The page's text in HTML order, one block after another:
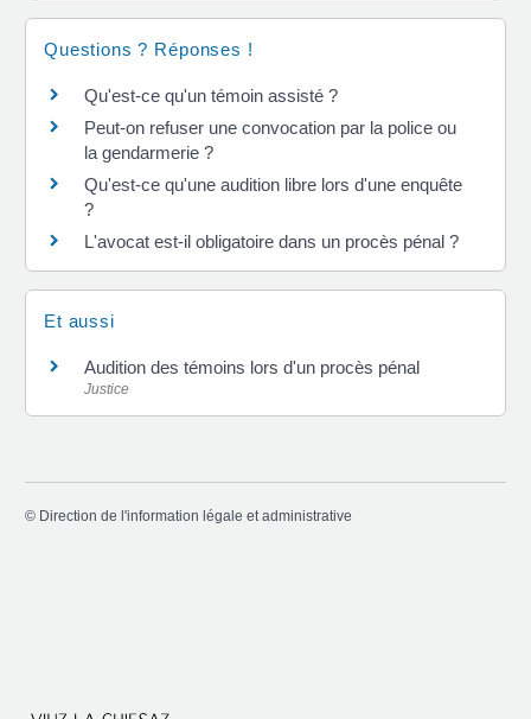
Questions ? Réponses !
Qu'est-ce qu'un témoin assisté ?
Peut-on refuser une convocation par la police ou
la gendarmerie ?
Qu'est-ce qu'une audition libre lors d'une enquête
?
L'avocat est-il obligatoire dans un procès pénal ?
Et aussi
Audition des témoins lors d'un procès pénal
Justice
© Direction de l'information légale et administrative